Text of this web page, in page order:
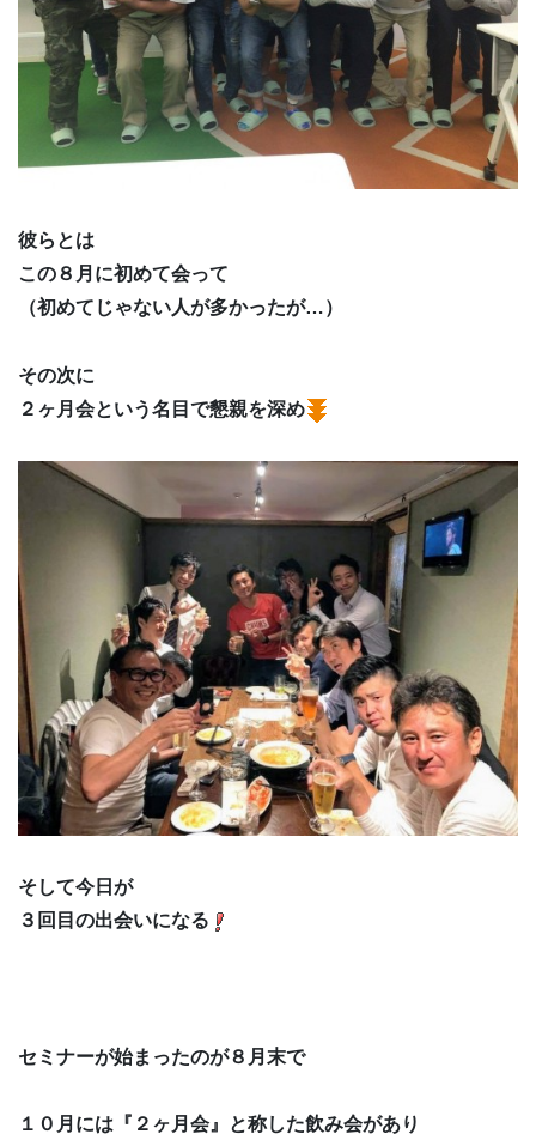
彼らとは
この８月に初めて会って
（初めてじゃない人が多かったが…）
その次に
２ヶ月会という名目で懇親を深め
そして今日が
３回目の出会いになる
セミナーが始まったのが８月末で
１０月には『２ヶ月会』と称した飲み会があり